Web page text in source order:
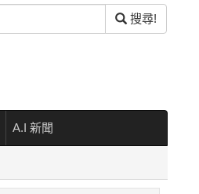
搜尋!
A.I 新聞